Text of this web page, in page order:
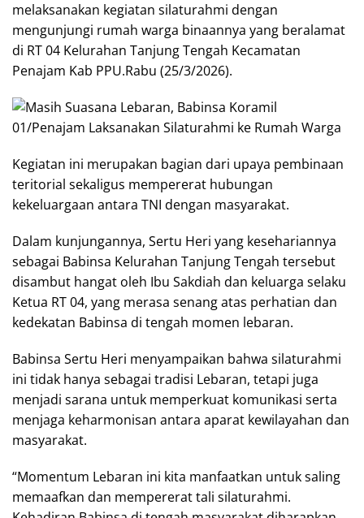
melaksanakan kegiatan silaturahmi dengan
mengunjungi rumah warga binaannya yang beralamat
di RT 04 Kelurahan Tanjung Tengah Kecamatan
Penajam Kab PPU.Rabu (25/3/2026).
Kegiatan ini merupakan bagian dari upaya pembinaan
teritorial sekaligus mempererat hubungan
kekeluargaan antara TNI dengan masyarakat.
Dalam kunjungannya, Sertu Heri yang kesehariannya
sebagai Babinsa Kelurahan Tanjung Tengah tersebut
disambut hangat oleh Ibu Sakdiah dan keluarga selaku
Ketua RT 04, yang merasa senang atas perhatian dan
kedekatan Babinsa di tengah momen lebaran.
Babinsa Sertu Heri menyampaikan bahwa silaturahmi
ini tidak hanya sebagai tradisi Lebaran, tetapi juga
menjadi sarana untuk memperkuat komunikasi serta
menjaga keharmonisan antara aparat kewilayahan dan
masyarakat.
“Momentum Lebaran ini kita manfaatkan untuk saling
memaafkan dan mempererat tali silaturahmi.